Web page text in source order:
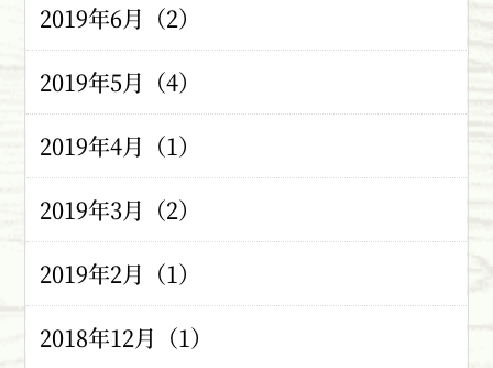
2019年6月（2）
2019年5月（4）
2019年4月（1）
2019年3月（2）
2019年2月（1）
2018年12月（1）